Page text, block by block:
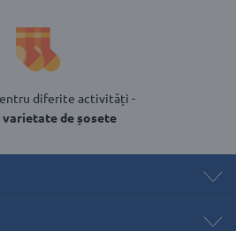
diferite activități -
varietate de șosete